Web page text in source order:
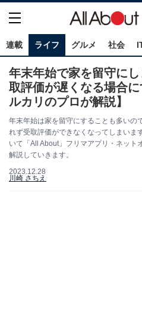
連載 ライフ グルメ 社会
年末年始で家を留守に
取評価が遅くなる場合
ルカリのプロが解説】
年末年始は家を留守にすることも多いの
れず受取評価ができなくなってしまいま
いて「All About」フリマアプリ・ネット
解説していきます。
2023.12.28
川崎 さちえ